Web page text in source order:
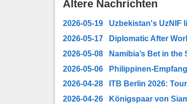
Ältere Nachrichten
2026-05-19 Uzbekistan's UzNIF
2026-05-17 Diplomatic After
2026-05-08 Namibia’s Bet in
2026-05-06 Philippinen-
2026-04-28 ITB Berlin 2026:
2026-04-26 Königspaar von